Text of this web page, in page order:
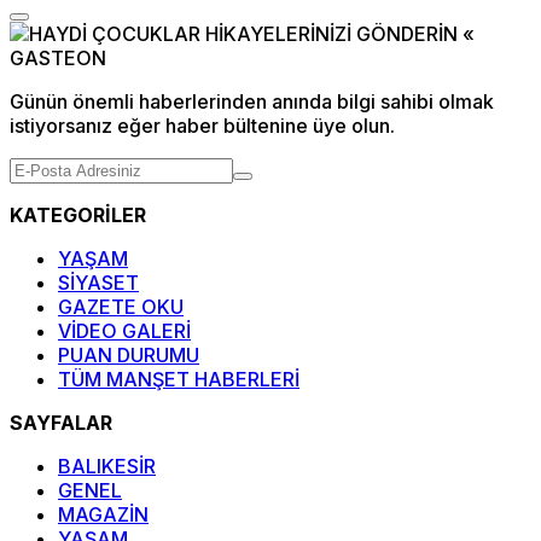
Günün önemli haberlerinden anında bilgi sahibi olmak
istiyorsanız eğer haber bültenine üye olun.
KATEGORİLER
YAŞAM
SİYASET
GAZETE OKU
VİDEO GALERİ
PUAN DURUMU
TÜM MANŞET HABERLERİ
SAYFALAR
BALIKESİR
GENEL
MAGAZİN